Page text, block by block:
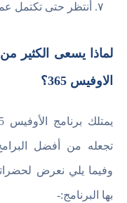
أنتظر حتى تكتمل
لماذا يسعى الكثير
الاوفيس 365؟
تجعله من أفضل
وفيما يلي نعرض
بها البرنامج:-